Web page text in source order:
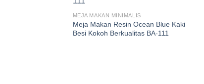
MEJA MAKAN MINIMALIS
Meja Makan Resin Ocean Blue Kaki
Besi Kokoh Berkualitas BA-111